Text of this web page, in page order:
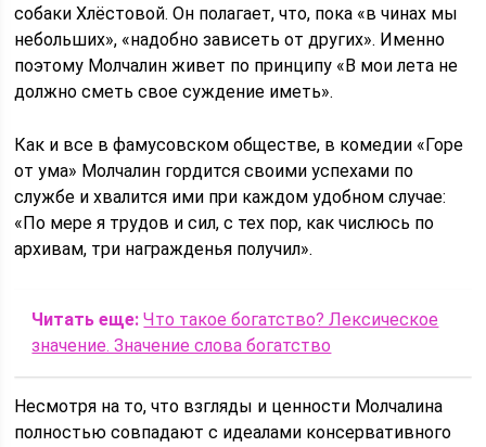
собаки Хлёстовой. Он полагает, что, пока «в чинах мы
небольших», «надобно зависеть от других». Именно
поэтому Молчалин живет по принципу «В мои лета не
должно сметь свое суждение иметь».
Как и все в фамусовском обществе, в комедии «Горе
от ума» Молчалин гордится своими успехами по
службе и хвалится ими при каждом удобном случае:
«По мере я трудов и сил, с тех пор, как числюсь по
архивам, три награжденья получил».
Читать еще: Что такое богатство? Лексическое
значение. Значение слова богатство
Несмотря на то, что взгляды и ценности Молчалина
полностью совпадают с идеалами консервативного